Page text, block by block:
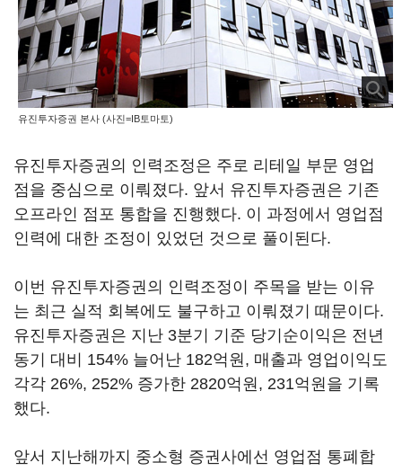
유진투자증권 본사 (사진=IB토마토)
유진투자증권의 인력조정은 주로 리테일 부문 영업
점을 중심으로 이뤄졌다. 앞서 유진투자증권은 기존
오프라인 점포 통합을 진행했다. 이 과정에서 영업점
인력에 대한 조정이 있었던 것으로 풀이된다.
이번 유진투자증권의 인력조정이 주목을 받는 이유
는 최근 실적 회복에도 불구하고 이뤄졌기 때문이다.
유진투자증권은 지난 3분기 기준 당기순이익은 전년
동기 대비 154% 늘어난 182억원, 매출과 영업이익도
각각 26%, 252% 증가한 2820억원, 231억원을 기록
했다.
앞서 지난해까지 중소형 증권사에선 영업점 통폐합